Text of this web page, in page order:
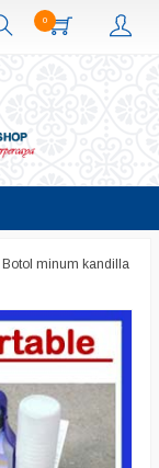
0
Botol minum kandilla